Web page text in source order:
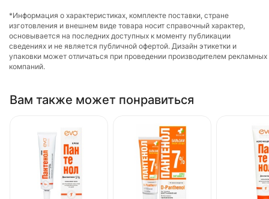
*Информация о характеристиках, комплекте поставки, стране
изготовления и внешнем виде товара носит справочный характер,
основывается на последних доступных к моменту публикации
сведениях и не является публичной офертой. Дизайн этикетки и
упаковки может отличаться при проведении производителем рекламных
компаний.
Вам также может понравиться